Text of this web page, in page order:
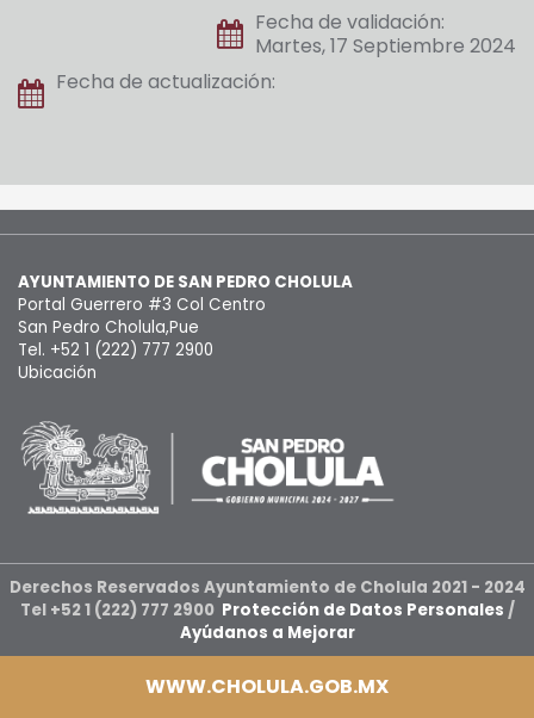
Fecha de validación:
Martes, 17 Septiembre 2024
Fecha de actualización:
AYUNTAMIENTO DE SAN PEDRO CHOLULA
Portal Guerrero #3 Col Centro
San Pedro Cholula,Pue
Tel. +52 1 (222) 777 2900
Ubicación
Derechos Reservados Ayuntamiento de Cholula 2021 - 2024
Tel +52 1 (222) 777 2900 Protección de Datos Personales /
Ayúdanos a Mejorar
WWW.CHOLULA.GOB.MX